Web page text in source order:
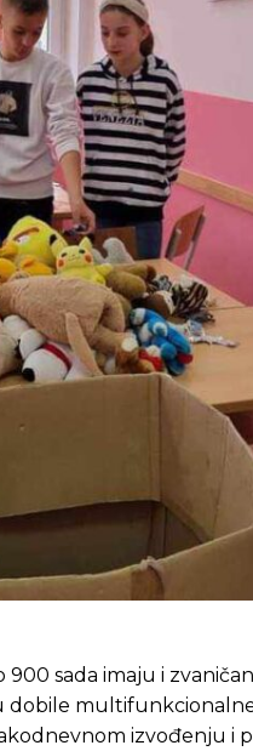
sada imaju i
dobile
izvođenju i